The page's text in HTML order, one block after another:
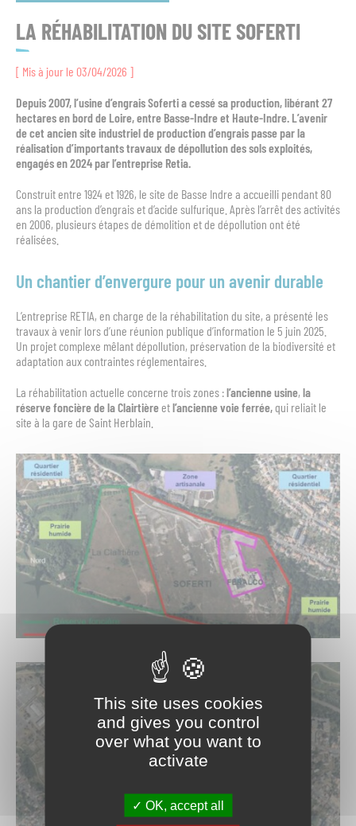
LA RÉHABILITATION DU SITE SOFERTI
[ Mis à jour le 03/04/2026 ]
Depuis 2007, l’usine d’engrais Soferti a cessé sa production, libérant 27
hectares en bord de Loire, entre Basse-Indre et Haute-Indre. L’avenir
de cet ancien site industriel de production d’engrais passe par la
réalisation d’importants travaux de dépollution des sols exploités,
engagés en 2024 par l’entreprise Retia.
Construit entre 1924 et 1926, le site de Basse Indre a accueilli pendant 80
ans la production d’engrais et d’acide sulfurique. Après l’arrêt des activités
en 2006, plusieurs étapes de démolition et de dépollution ont été
réalisées.
Un chantier d’envergure pour un avenir durable
L’entreprise RETIA, en charge de la réhabilitation du site, a présenté les
travaux à venir lors d’une réunion publique d’information le 5 juin 2025.
Un projet complexe mêlant dépollution, préservation de la biodiversité et
adaptation aux contraintes réglementaires.
La réhabilitation actuelle concerne trois zones :l’ancienne usine, la
réserve foncière de la Clairtière etl’ancienne voie ferrée, qui reliait le
site à la gare de Saint Herblain.
This site uses cookies
and gives you control
over what you want to
activate
OK, accept all